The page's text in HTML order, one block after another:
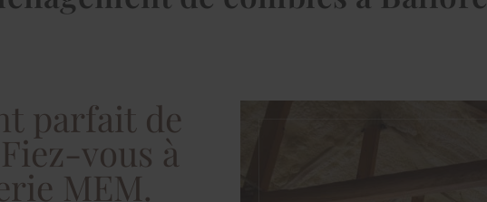
parfait de
vous à
MEM.